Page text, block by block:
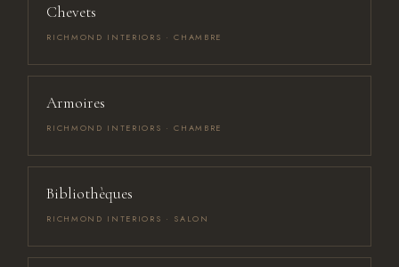
Chevets
RICHMOND INTERIORS · CHAMBRE
Armoires
RICHMOND INTERIORS · CHAMBRE
Bibliothèques
RICHMOND INTERIORS · SALON